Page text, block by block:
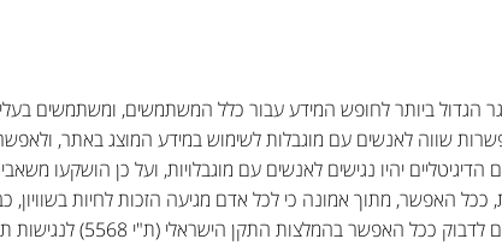
הגדול ביותר לחופש המידע עבור כלל המשתמשים, ומשתמשים בעלי
שווה לאנשים עם מוגבלות לשימוש במידע המוצג באתר, ולאפשר
הדיגיטליים יהיו נגישים לאנשים עם מוגבלויות, ועל כן הושקעו
ככל האפשר, מתוך אמונה כי לכל אדם מגיעה הזכות לחיות בשוויון,